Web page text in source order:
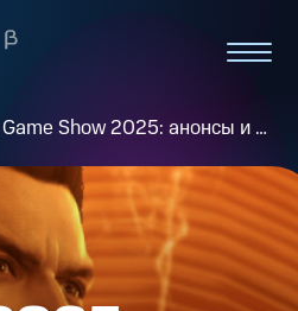
Tokyo Game Show 2025: анонсы и демо